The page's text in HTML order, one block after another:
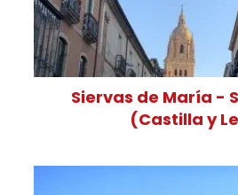
Siervas de María -
(Castilla y